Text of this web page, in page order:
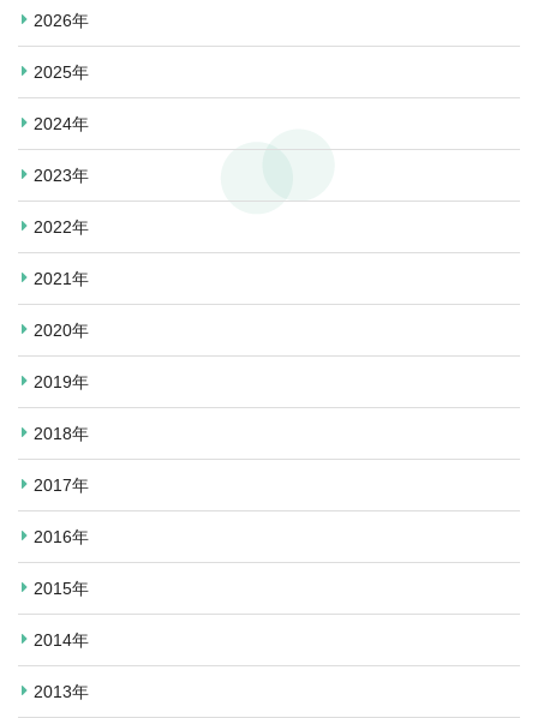
2026年
2025年
2024年
2023年
2022年
2021年
2020年
2019年
2018年
2017年
2016年
2015年
2014年
2013年